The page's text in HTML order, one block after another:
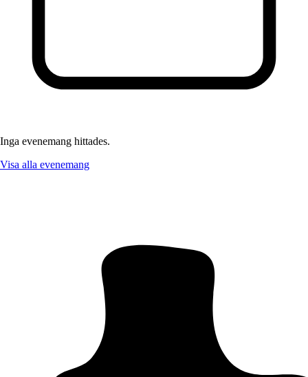
Inga evenemang hittades.
Visa alla evenemang